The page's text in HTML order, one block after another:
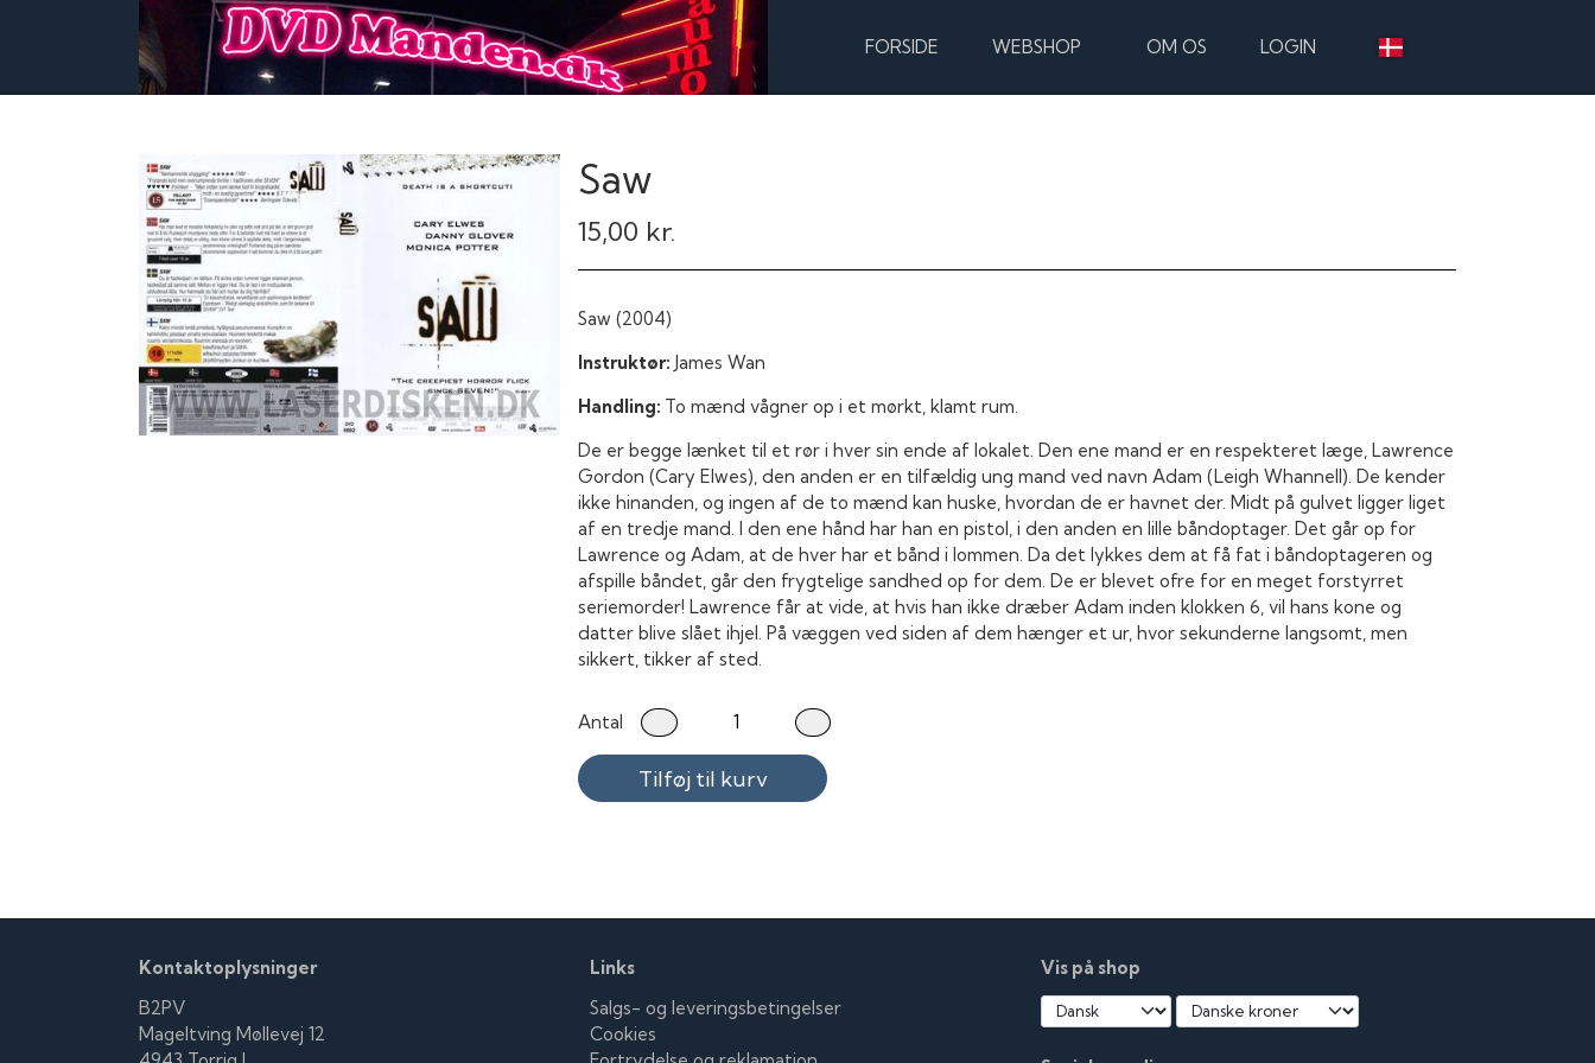
FORSIDE WEBSHOP OM OS LOGIN
Saw
15,00 kr.
Saw (2004)
Instruktør: James Wan
Handling: To mænd vågner op i et mørkt, klamt rum.
De er begge lænket til et rør i hver sin ende af lokalet. Den ene mand er en respekteret læge, Lawrence
Gordon (Cary Elwes), den anden er en tilfældig ung mand ved navn Adam (Leigh Whannell). De kender
ikke hinanden, og ingen af de to mænd kan huske, hvordan de er havnet der. Midt på gulvet ligger liget
af en tredje mand. I den ene hånd har han en pistol, i den anden en lille båndoptager. Det går op for
Lawrence og Adam, at de hver har et bånd i lommen. Da det lykkes dem at få fat i båndoptageren og
afspille båndet, går den frygtelige sandhed op for dem. De er blevet ofre for en meget forstyrret
seriemorder! Lawrence får at vide, at hvis han ikke dræber Adam inden klokken 6, vil hans kone og
datter blive slået ihjel. På væggen ved siden af dem hænger et ur, hvor sekunderne langsomt, men
sikkert, tikker af sted.
Antal
Tilføj til kurv
Kontaktoplysninger
B2PV
Mageltving Møllevej 12
Links
Salgs- og leveringsbetingelser
Cookies
Vis på shop